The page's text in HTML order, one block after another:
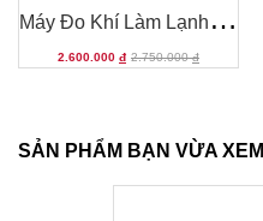
M
áy Đo Khí Làm Lạnh AR5750A
2.600.000 đ 2.750.000đ
SẢN PHẨM BẠN VỪA XEM